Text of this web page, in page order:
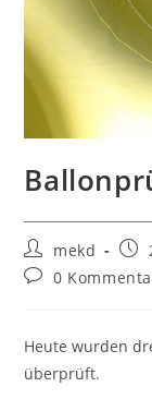
Beitrags-
Autor:
mekd
Beitrags-
0
Heute wurden
überprüft.